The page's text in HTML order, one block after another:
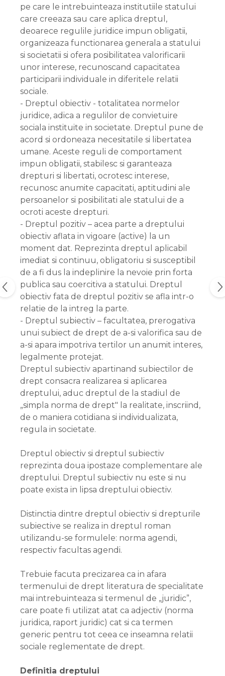
pe care le intrebuinteaza institutiile statului
care creeaza sau care aplica dreptul,
deoarece regulile juridice impun obligatii,
organizeaza functionarea generala a statului
si societatii si ofera posibilitatea valorificarii
unor interese, recunoscand capacitatea
participarii individuale in diferitele relatii
sociale.
- Dreptul obiectiv - totalitatea normelor
juridice, adica a regulilor de convietuire
sociala instituite in societate. Dreptul pune de
acord si ordoneaza necesitatile si libertatea
umane. Aceste reguli de comportament
impun obligatii, stabilesc si garanteaza
drepturi si libertati, ocrotesc interese,
recunosc anumite capacitati, aptitudini ale
persoanelor si posibilitati ale statului de a
ocroti aceste drepturi.
- Dreptul pozitiv – acea parte a dreptului
obiectiv aflata in vigoare (active) la un
moment dat. Reprezinta dreptul aplicabil
imediat si continuu, obligatoriu si susceptibil
de a fi dus la indeplinire la nevoie prin forta
publica sau coercitiva a statului. Dreptul
obiectiv fata de dreptul pozitiv se afla intr-o
relatie de la intreg la parte.
- Dreptul subiectiv – facultatea, prerogativa
unui subiect de drept de a-si valorifica sau de
a-si apara impotriva tertilor un anumit interes,
legalmente protejat.
Dreptul subiectiv apartinand subiectilor de
drept consacra realizarea si aplicarea
dreptului, aduc dreptul de la stadiul de
„simpla norma de drept" la realitate, inscriind,
de o maniera cotidiana si individualizata,
regula in societate.
Dreptul obiectiv si dreptul subiectiv
reprezinta doua ipostaze complementare ale
dreptului. Dreptul subiectiv nu este si nu
poate exista in lipsa dreptului obiectiv.
Distinctia dintre dreptul obiectiv si drepturile
subiective se realiza in dreptul roman
utilizandu-se formulele: norma agendi,
respectiv facultas agendi.
Trebuie facuta precizarea ca in afara
termenului de drept literatura de specialitate
mai intrebuinteaza si termenul de „juridic”,
care poate fi utilizat atat ca adjectiv (norma
juridica, raport juridic) cat si ca termen
generic pentru tot ceea ce inseamna relatii
sociale reglementate de drept.
Definitia dreptului